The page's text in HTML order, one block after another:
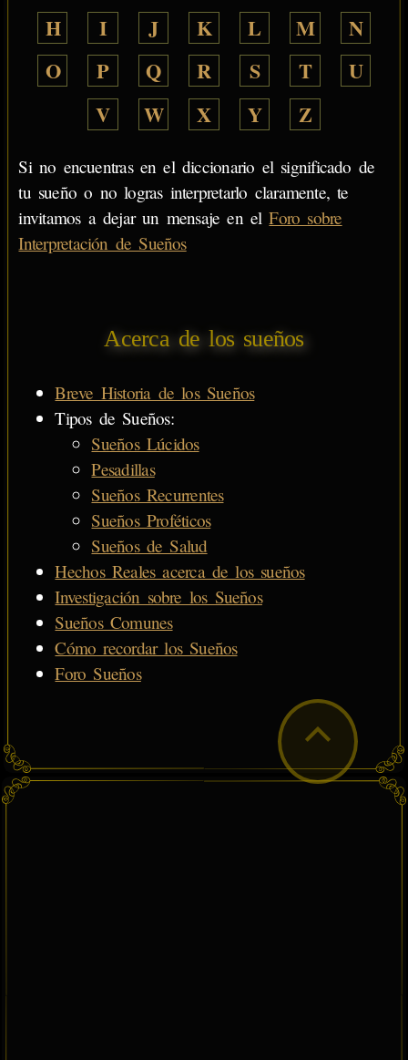
H
I J K L M
N
O
P Q R S T
U
V
W X Y Z
Si no encuentras en el diccionario el significado de
tu sueño o no logras interpretarlo claramente, te
invitamos a dejar un mensaje en elForo sobre
Interpretación de Sueños
Acerca de los sueños
Breve Historia de los Sueños
Tipos de Sueños:
Sueños Lúcidos
Pesadillas
Sueños Recurrentes
Sueños Proféticos
Sueños de Salud
Hechos Reales acerca de los sueños
Investigación sobre los Sueños
Sueños Comunes
Cómo recordar los Sueños
Foro Sueños